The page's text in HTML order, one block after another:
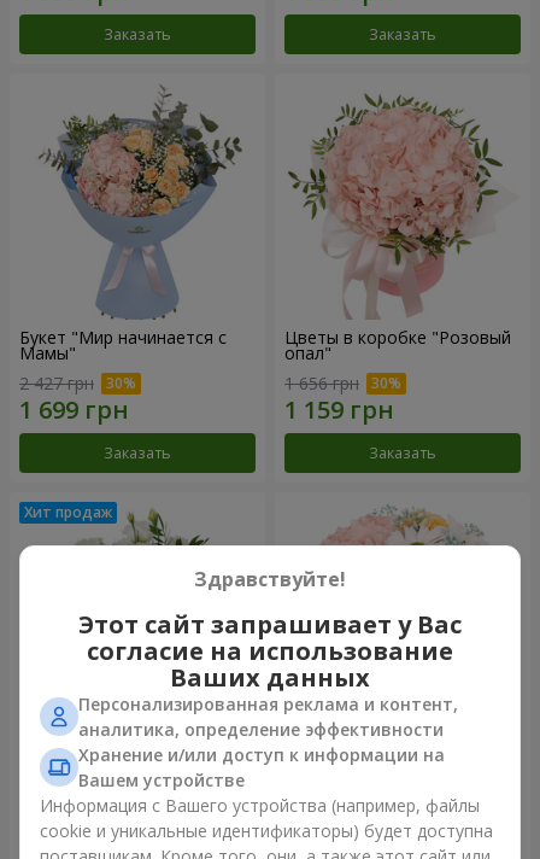
Заказать Заказать
Букет "Мир начинается с
Мамы"
2 427 грн
Заказать
Цветы в коробке "Розовый
опал"
1 656 грн
Заказать
Композиция "Нежное
прикосновение"
2 177 грн
Цветы в коробке "Счастья
не избежать"
1 834 грн
Здравствуйте!
Этот сайт запрашивает у Вас
согласие на использование
Ваших данных
Персонализированная реклама и контент,
аналитика, определение эффективности
Хранение и/или доступ к информации на
Вашем устройстве
Информация с Вашего устройства (например, файлы
cookie и уникальные идентификаторы) будет доступна